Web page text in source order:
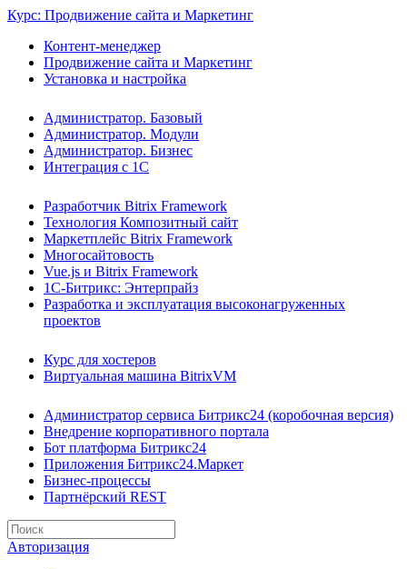
Курс: Продвижение сайта и Маркетинг
Контент-менеджер
Продвижение сайта и Маркетинг
Установка и настройка
Администратор. Базовый
Администратор. Модули
Администратор. Бизнес
Интеграция с 1С
Разработчик Bitrix Framework
Технология Композитный сайт
Маркетплейс Bitrix Framework
Многосайтовость
Vue.js и Bitrix Framework
1С-Битрикс: Энтерпрайз
Разработка и эксплуатация высоконагруженных
проектов
Курс для хостеров
Виртуальная машина BitrixVM
Администратор сервиса Битрикс24 (коробочная версия)
Внедрение корпоративного портала
Бот платформа Битрикс24
Приложения Битрикс24.Маркет
Бизнес-процессы
Партнёрский REST
Авторизация